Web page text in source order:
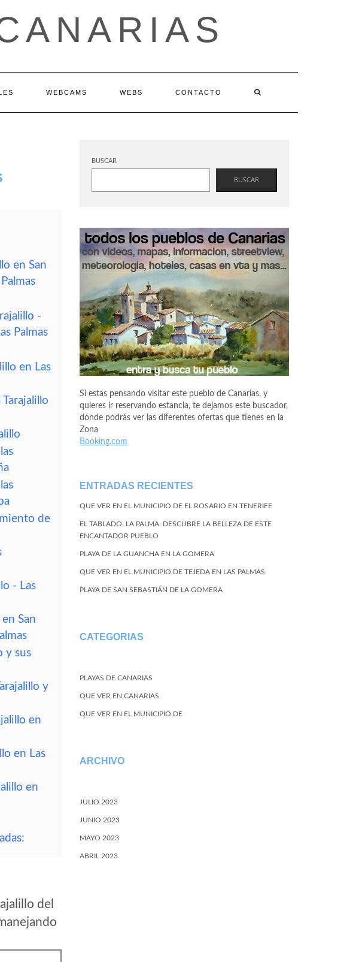
WEBCAMS WEBS CONTACTO
en San
-
Palmas
en Las
de
- Las
San
y sus
y
en
en Las
en
del
BUSCAR
BUSCAR
Si estas pensando visitar este pueblo de Canarias, y
quieres ir reservando estancia, te dejamos este buscador,
donde podrás ver las diferentes ofertas que tienes en la
Zona
Booking.com
ENTRADAS RECIENTES
QUE VER EN EL MUNICIPIO DE EL ROSARIO EN TENERIFE
EL TABLADO, LA PALMA: DESCUBRE LA BELLEZA DE ESTE
ENCANTADOR PUEBLO
PLAYA DE LA GUANCHA EN LA GOMERA
QUE VER EN EL MUNICIPIO DE TEJEDA EN LAS PALMAS
PLAYA DE SAN SEBASTIÁN DE LA GOMERA
CATEGORIAS
PLAYAS DE CANARIAS
QUE VER EN CANARIAS
QUE VER EN EL MUNICIPIO DE
ARCHIVO
JULIO 2023
JUNIO 2023
MAYO 2023
ABRIL 2023